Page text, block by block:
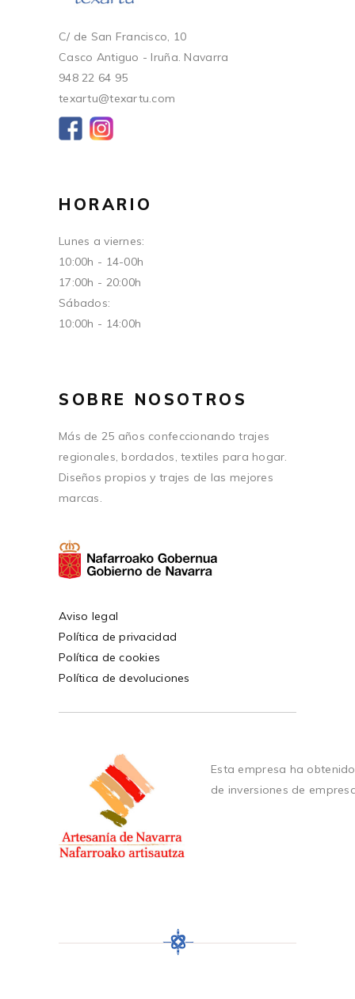
C/ de San Francisco, 10
Casco Antiguo - Iruña. Navarra
948 22 64 95
texartu@texartu.com
HORARIO
Lunes a viernes:
10:00h - 14-00h
17:00h - 20:00h
Sábados:
10:00h - 14:00h
SOBRE NOSOTROS
Más de 25 años confeccionando trajes
regionales, bordados, textiles para hogar.
Diseños propios y trajes de las mejores
marcas.
Aviso legal
Política de privacidad
Política de cookies
Política de devoluciones
Esta empresa ha
de inversiones de